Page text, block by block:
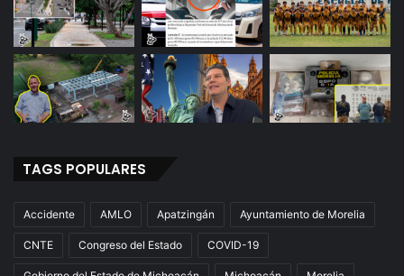
TAGS POPULARES
Accidente AMLO Apatzingán Ayuntamiento de Morelia
CNTE Congreso del Estado COVID-19